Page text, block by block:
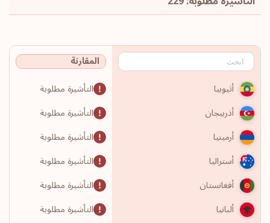
المقارنة
أثيوبيا
التأشيرة مطلوبة
أذربيجان
التأشيرة مطلوبة
أرمينيا
التأشيرة مطلوبة
أستراليا
التأشيرة مطلوبة
أفغانستان
التأشيرة مطلوبة
ألبانيا
التأشيرة مطلوبة